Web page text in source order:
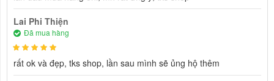
Lai Phi Thiện
Đã mua hàng
rất ok và đẹp, tks shop, lần sau mình sẽ ủng hộ thêm